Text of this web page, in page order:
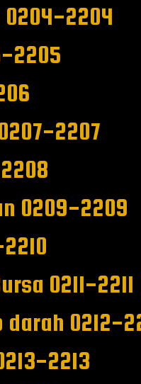
0204-2204
2205
2207
0209-2209
0211-2211
0212-
2213